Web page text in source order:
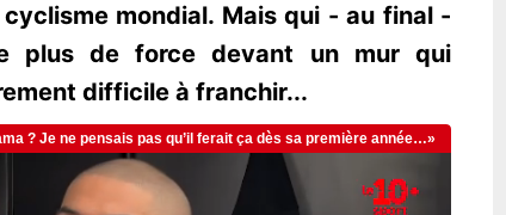
mondial. Mais qui - au final -
plus de force devant un mur qui
difficile à franchir...